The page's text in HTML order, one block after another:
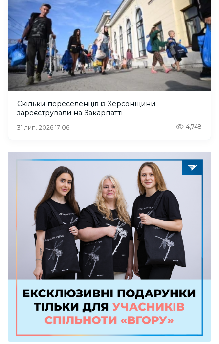
Скільки переселенців із Херсонщини
зареєстрували на Закарпатті
31 лип. 2026 17:06 4,748